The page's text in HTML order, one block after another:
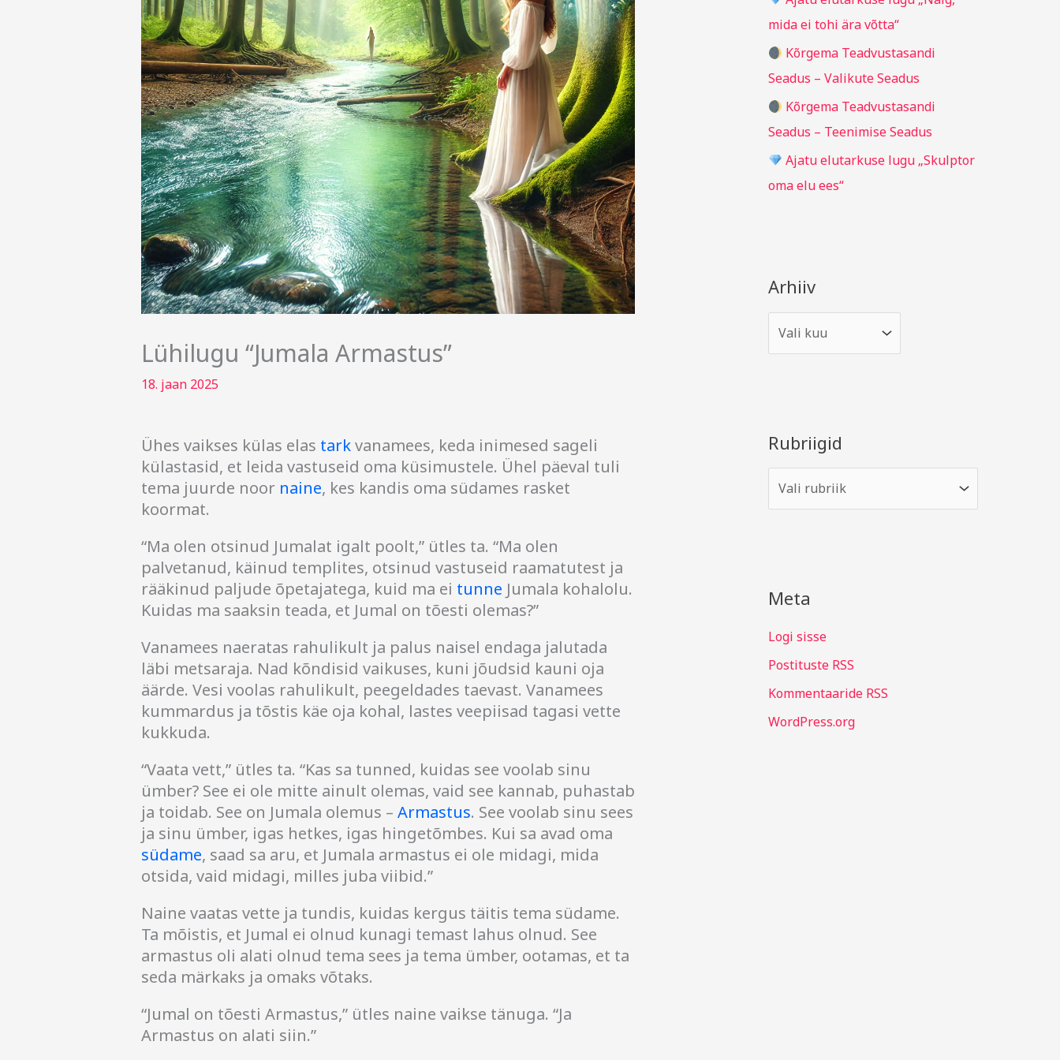
Lühilugu “Jumala Armastus”
18. jaan 2025
Ühes vaikses külas elas tarkvanamees, keda inimesed sageli
külastasid, et leida vastuseid oma küsimustele. Ühel päeval tuli
tema juurde noor naine, kes kandis oma südames rasket
koormat.
“Ma olen otsinud Jumalat igalt poolt,” ütles ta. “Ma olen
palvetanud, käinud templites, otsinud vastuseid raamatutest ja
rääkinud paljude õpetajatega, kuid ma ei tunne Jumala kohalolu.
Kuidas ma saaksin teada, et Jumal on tõesti olemas?”
Vanamees naeratas rahulikult ja palus naisel endaga jalutada
läbi metsaraja. Nad kõndisid vaikuses, kuni jõudsid kauni oja
äärde. Vesi voolas rahulikult, peegeldades taevast. Vanamees
kummardus ja tõstis käe oja kohal, lastes veepiisad tagasi vette
kukkuda.
“Vaata vett,” ütles ta. “Kas sa tunned, kuidas see voolab sinu
ümber? See ei ole mitte ainult olemas, vaid see kannab, puhastab
ja toidab. See on Jumala olemus – Armastus. See voolab sinu sees
ja sinu ümber, igas hetkes, igas hingetõmbes. Kui sa avad oma
südame, saad sa aru, et Jumala armastus ei ole midagi, mida
otsida, vaid midagi, milles juba viibid.”
Naine vaatas vette ja tundis, kuidas kergus täitis tema südame.
Ta mõistis, et Jumal ei olnud kunagi temast lahus olnud. See
armastus oli alati olnud tema sees ja tema ümber, ootamas, et ta
seda märkaks ja omaks võtaks.
“Jumal on tõesti Armastus,” ütles naine vaikse tänuga. “Ja
Armastus on alati siin.”
:mida ei tohi ära võtta“
Kõrgema Teadvustasandi
Seadus – Valikute Seadus
Kõrgema Teadvustasandi
Seadus – Teenimise Seadus
Ajatu elutarkuse lugu „Skulptor
oma elu ees“
Arhiiv
Rubriigid
Meta
Logi sisse
Postituste RSS
Kommentaaride RSS
WordPress.org